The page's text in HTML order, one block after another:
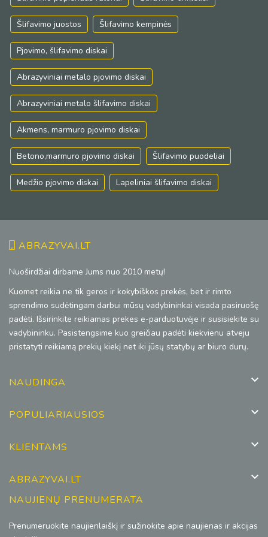
Šlifavimo juostos Šlifavimo kempinės
Pjovimo, šlifavimo diskai
Abrazyviniai metalo pjovimo diskai
Abrazyviniai metalo šlifavimo diskai
Akmens, marmuro pjovimo diskai
Betono,marmuro pjovimo diskai Šlifavimo puodeliai
Medžio pjovimo diskai Lapeliniai šlifavimo diskai
ABRAZYVAI.LT
Nuoširdžiai dirbame Jums nuo 2010 metų!
Kuomet reikia ne tik geros ir kokybiškos prekės, bet ir rimto
sprendimo sudėtingam darbui mūsų vadybininkai visada pasiruošę
padėti. Išsirinkite reikiamas prekes e-parduotuvėje ir susisiekite su
vadybininku. Pasistengsime kuo greičiau padėti kiekvienu atveju
pristatyti reikiamą prekių kiekį net iki jūsų statybų ar biuro durų.
NAUDINGA 
POPULIARIAUSIOS 
KLIENTAMS 
ABRAZYVAI.LT 
NAUJIENŲ PRENUMERATA
Prenumeruokite naujienlaiškį ir sužinokite apie naujienas ir akcijas